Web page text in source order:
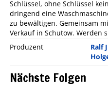
Schlüssel, ohne Schlüssel
dringend eine
zu bewältigen. Gemeinsam
Verkauf in Schutow. Werden
Produzent
Ralf
Nächste Folgen